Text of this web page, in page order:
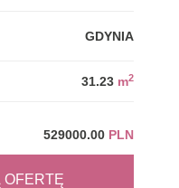
GDYNIA
31.23 m2
529000.00 PLN
OFERTĘ